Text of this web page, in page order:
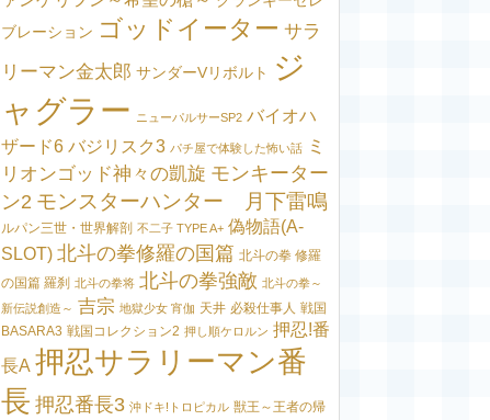
ブレーション ゴッドイーター サラ
リーマン金太郎 サンダーVリボルト
ジ
ャグラー
ニューパルサーSP2 バイオハ
ザード6 バジリスク3 パチ屋で体験した怖い話
ミ
リオンゴッド神々の凱旋 モンキーター
ン2 モンスターハンター 月下雷鳴
ルパン三世・世界解剖 不二子 TYPE A+ 偽物語(A-
SLOT) 北斗の拳修羅の国篇 北斗の拳 修羅
の国篇 羅刹 北斗の拳将 北斗の拳強敵 北斗の拳～
新伝説創造～ 吉宗 地獄少女 宵伽 天井 必殺仕事人 戦国
BASARA3 戦国コレクション2 押し順ケロルン 押忍!番
長A 押忍サラリーマン番
長 押忍番長3 沖ドキ!トロピカル 獣王～王者の帰